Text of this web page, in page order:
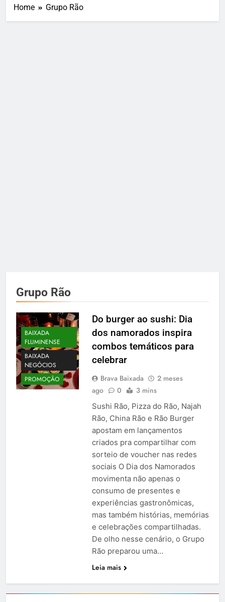
Home Grupo Rão
Grupo Rão
BAIXADA
FLUMINENSE
BAIXADA
NEGÓCIOS
PROMOÇÃO
Do burger ao sushi: Dia
dos namorados inspira
combos temáticos para
celebrar
Brava Baixada
2 meses
ago
0 3 mins
Sushi Rão, Pizza do Rão, Najah
Rão, China Rão e Rão Burger
apostam em lançamentos
criados pra compartilhar com
sorteio de voucher nas redes
sociais O Dia dos Namorados
movimenta não apenas o
consumo de presentes e
experiências gastronômicas,
mas também histórias, memórias
e celebrações compartilhadas.
De olho nesse cenário, o Grupo
Rão preparou uma…
Leia mais